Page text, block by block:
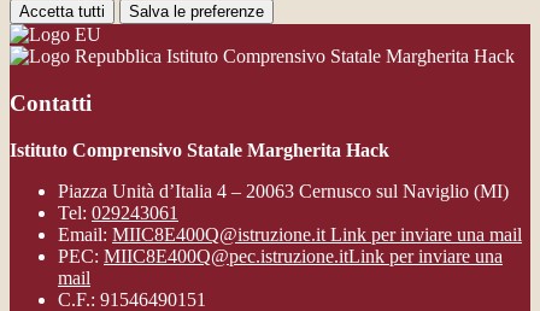
Accetta tutti Salva le preferenze
Istituto Comprensivo Statale Margherita Hack
Contatti
Istituto Comprensivo Statale Margherita Hack
Piazza Unità d’Italia 4 – 20063 Cernusco sul Naviglio (MI)
Tel: 029243061
Email: MIIC8E400Q@istruzione.it Link per inviare una mail
PEC: MIIC8E400Q@pec.istruzione.itLink per inviare una
mail
C.F.: 91546490151